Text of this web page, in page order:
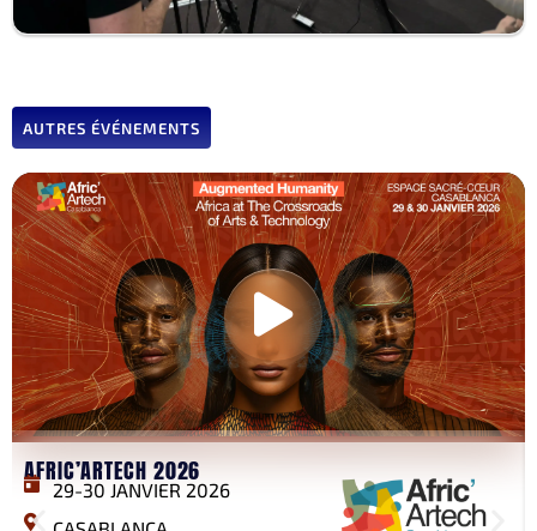
AUTRES ÉVÉNEMENTS
AFRIC’ARTECH 2026
29-30 JANVIER 2026